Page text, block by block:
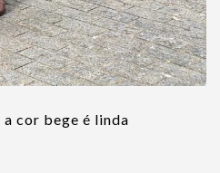
cor bege é linda